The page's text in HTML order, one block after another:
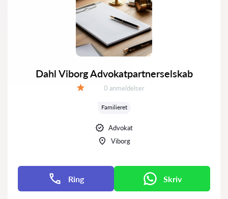
Dahl Viborg Advokatpartnerselskab
Anmeldelser:
0 anmeldelser
Familieret
Advokat
Viborg
Ring Skriv